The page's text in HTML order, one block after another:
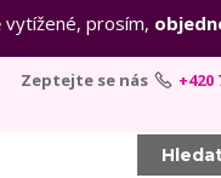
prosím,
Zeptejte se nás +420